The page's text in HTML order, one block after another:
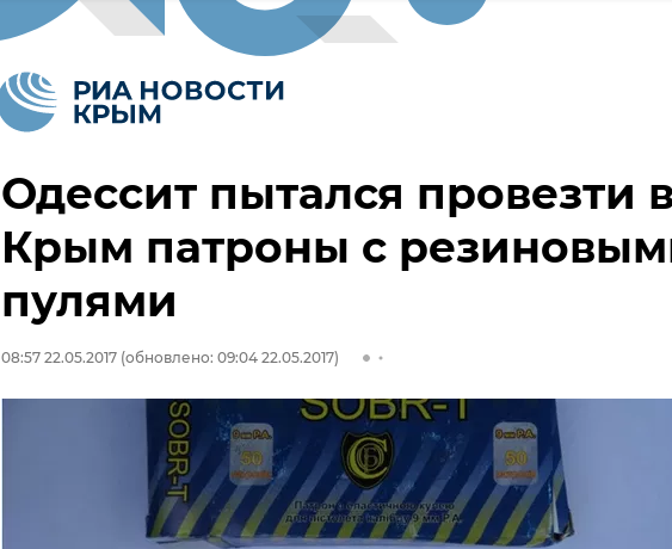
Одессит пытался провезти
Крым патроны с
пулями
08:57 22.05.2017 (обновлено: 09:04 22.05.2017)